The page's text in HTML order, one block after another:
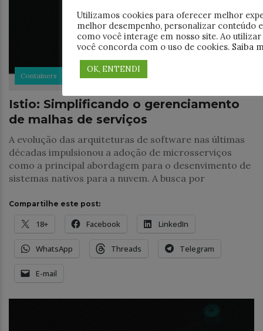
Containers
Istio: Simplificando o gerenciamento
de malhas de serviços
A evolução das arquiteturas de software nas últimas
décadas impulsionou a adoção de microsserviços
como a principal abordagem para o desenvimento de
sistemas nativos para a nuvem. A busca por
Compartilhe este post:
18+ Facebook LinkedIn
WhatsApp Threads Telegram
E-mail
Utilizamos cookies para oferecer melhor
melhor desempenho, personalizar conteúdo
como você interage em nosso site. Ao utilizar
você concorda com o uso de cookies. Saiba
OK, ENTENDI